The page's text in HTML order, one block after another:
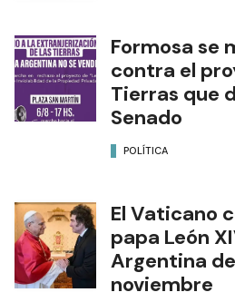
Formosa se
contra el
Tierras que
Senado
POLÍTICA
El Vaticano
papa León
Argentina
noviembre